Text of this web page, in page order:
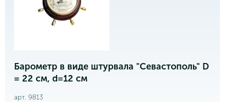
Барометр в виде штурвала "Севастополь" D
= 22 см, d=12 см
арт. 9813